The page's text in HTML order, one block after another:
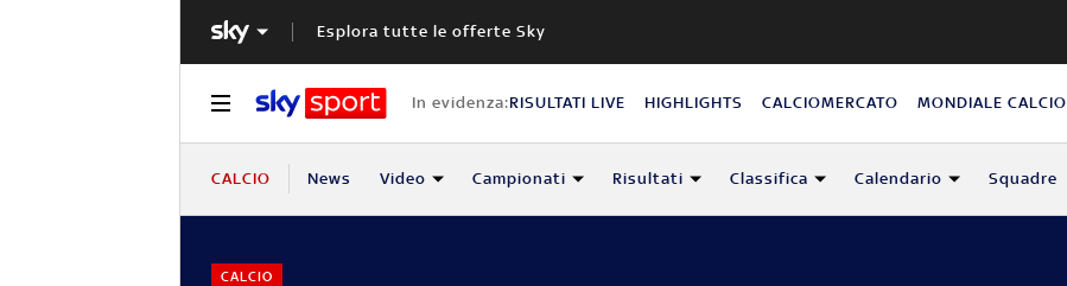
Esplora tutte le offerte Sky
In evidenza:RISULTATI LIVE HIGHLIGHTS CALCIOMERCATO MONDIALE CALCIO
CALCIO News Video Campionati Risultati Classifica Calendario Squadre
CALCIO